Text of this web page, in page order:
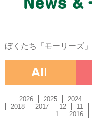
ぼくたち「モーリーズ
2026 2025 2024
2018
2017 12 11
1
2016